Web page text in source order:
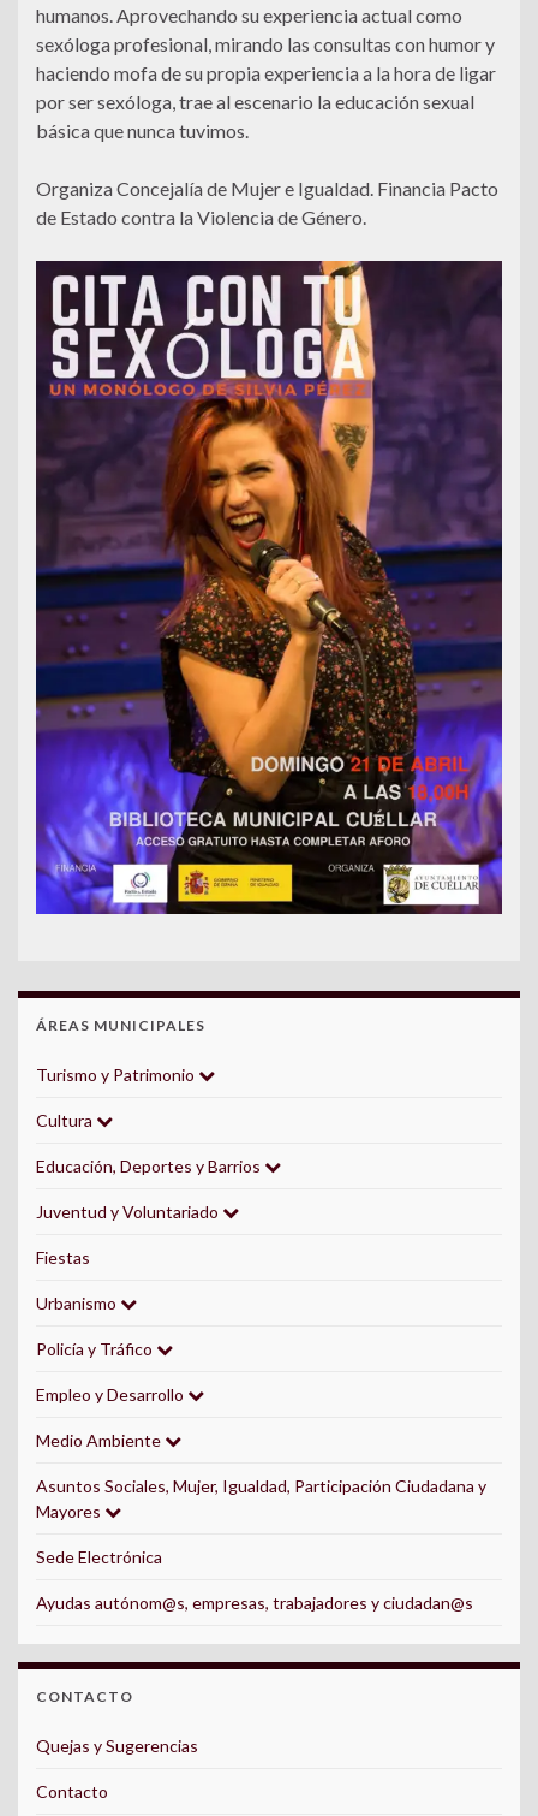
humanos. Aprovechando su experiencia actual como
sexóloga profesional, mirando las consultas con humor y
haciendo mofa de su propia experiencia a la hora de ligar
por ser sexóloga, trae al escenario la educación sexual
básica que nunca tuvimos.
Organiza Concejalía de Mujer e Igualdad. Financia Pacto
de Estado contra la Violencia de Género.
ÁREAS MUNICIPALES
Turismo y Patrimonio
Cultura
Educación, Deportes y Barrios
Juventud y Voluntariado
Fiestas
Urbanismo
Policía y Tráfico
Empleo y Desarrollo
Medio Ambiente
Asuntos Sociales, Mujer, Igualdad, Participación Ciudadana y
Mayores
Sede Electrónica
Ayudas autónom@s, empresas, trabajadores y ciudadan@s
CONTACTO
Quejas y Sugerencias
Contacto